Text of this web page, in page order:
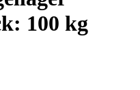
100 kg